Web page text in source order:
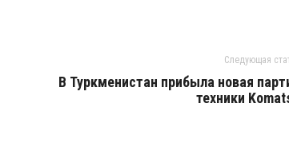
Следующая
В Туркменистан прибыла новая
техники